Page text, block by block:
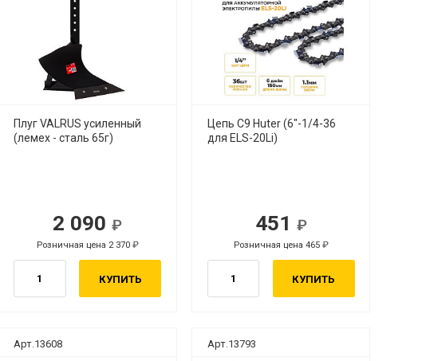
Плуг VALRUS усиленный
(лемех - сталь 65г)
2 090
Розничная цена 2 370
КУПИТЬ
Цепь С9 Huter (6"-1/4-36
для ELS-20Li)
451
Розничная цена 465
КУПИТЬ
Арт.13608 Арт.13793